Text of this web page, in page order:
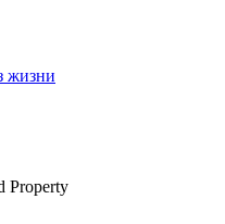
жизни
Property